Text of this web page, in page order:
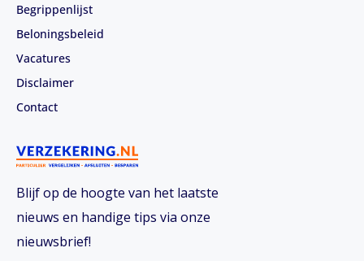
Blijf op de hoogte van het laatste
nieuws en handige tips via onze
nieuwsbrief!
Begrippenlijst
Beloningsbeleid
Vacatures
Disclaimer
Contact